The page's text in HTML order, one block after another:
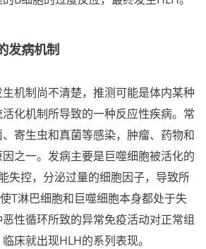
发病机制
机制尚不清楚，推测可能是体内某种
化机制所导致的一种反应性疾病。常
寄生虫和真菌等感染，肿瘤、药物和
之一。发病主要是巨噬细胞被活化的
失控，分泌过量的细胞因子，导致所
T淋巴细胞和巨噬细胞本身都处于失
性循环所致的异常免疫活动对正常组
床就出现HLH的系列表现。